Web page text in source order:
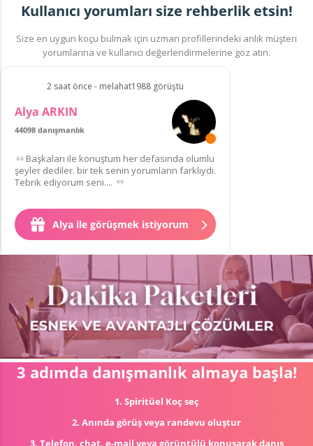
Kullanıcı yorumları size rehberlik etsin!
Size en uygun koçu bulmak için uzman profillerindeki anlık müşteri
yorumlarına ve kullanıcı değerlendirmelerine göz atın.
2 saat önce - melahat1988 görüştü
Alya ARKIN
44098 danışmanlık
680 müşteriden
Başkaları ile konuştum her defasında olumlu
şeyler dediler. bir tek senin yorumların farklıydı.
Tebrik ediyorum seni....
Alya ile görüşmek istiyorum
3 adımda danışmanlık almaya başla!
1. Spiritüel Koç seç
2. Anında görüş veya randevu oluştur
3. Telefon, chat, e-mail veya görüntülü konuşarak danış